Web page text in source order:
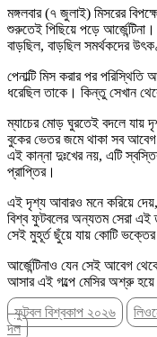
মঙ্গলবার (৭ জুলাই) মিসরের
শুরুতেই পিছিয়ে পড়ে
বাড়ছিল, বাড়ছিল সমর্থকদের
পেনাল্টি মিস করার পর
ধরেছিল তাকে। কিন্তু সেখান
ম্যাচের মোড় ঘুরতেই বদলে যায়
বুকের ভেতর জমে থাকা সব
এই কান্না দুঃখের নয়, এটি
প্রাপ্তির।
এই দৃশ্য আবারও মনে করিয়ে
বিশ্ব ফুটবলের অন্যতম সেরা এই
সেই মুহূর্ত ছুঁয়ে যায় কোটি
আর্জেন্টিনাও যেন সেই আবেগ
আসার এই গল্পে মেসির অশ্রু হয়ে
ফুটবল বিশ্বকাপ ২০২৬
দল